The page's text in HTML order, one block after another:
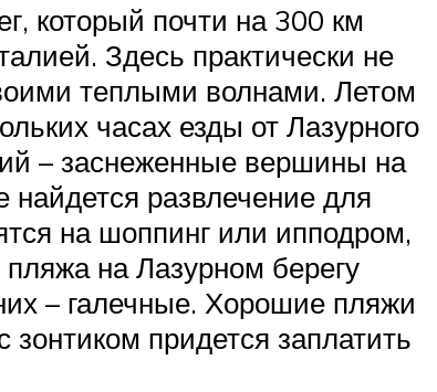
который почти на 300 км
Здесь практически не
теплыми волнами. Летом
часах езды от Лазурного
– заснеженные вершины на
найдется развлечение для
на шоппинг или ипподром,
на Лазурном берегу
– галечные. Хорошие пляжи
придется заплатить